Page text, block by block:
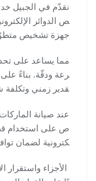
نقدّم في الجبيل
ص الدوائر
جهزة تشخيص
مما يساعد على
رعة ودقّة. بناءً
قدير زمني وتكلفة
عند صيانة
ص على استخدام
كترونية لضمان
الأجزاء واستقرار